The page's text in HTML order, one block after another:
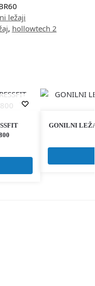
ležaji
, hollowtech 2
GONILNI